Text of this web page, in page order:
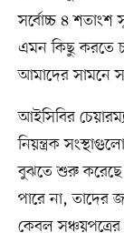
সর্বোচ্চ ৪ শতাংশ
এমন কিছু করতে
আমাদের সামনে
আইসিবির
নিয়ন্ত্রক
বুঝতে শুরু
পারে না, তাদের
কেবল